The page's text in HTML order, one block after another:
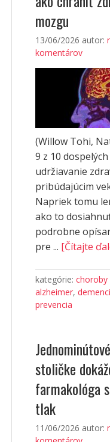
mozgu
13/06/2026 autor:
komentárov
(Willow Tohi,
9 z 10
udržiavanie
pribúdajúcim
Napriek tomu
ako to
podrobne
pre ... [Čítajte
kategórie: choroby
alzheimer,
prevencia
stoličke
farmakológa
tlak
11/06/2026 autor: